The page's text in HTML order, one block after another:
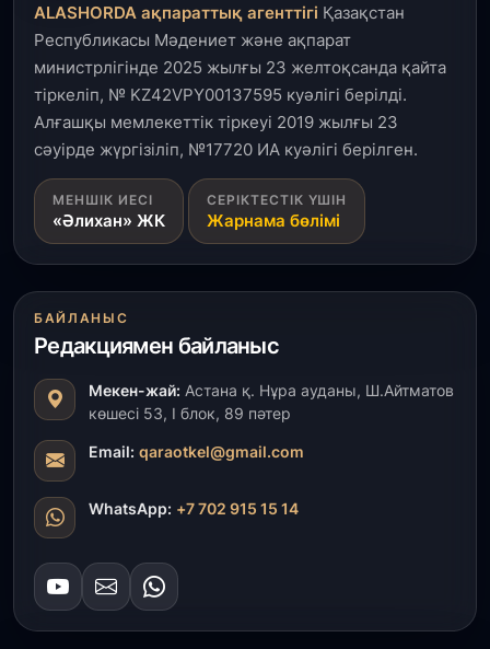
3 тамыз, 2026
Өңірлерде жаңа вокзалдар, су құбыры,
логистикалық хаб және тұрғын үйлер
пайдалануға берілді
3 тамыз, 2026
Қызылордада 300 орындық аурухана,
Президенттік кітапхана және жаңа театр
салынып жатыр
Кинопоиск Қазақстан азаматтарының ең
танымал онлайн-кинотеатрына айналды
31 шілде, 2026
Ақмола облысындағы кездесуде кәсіпкерлер мен
ұстаздар «Әділет» партиясына өз ұсыныстарын
айтты
31 шілде, 2026
ұзақмерзімді ынтымақтастық жоспарын әзірлеуді
ұсынды
ALASHORDA ақпараттық агенттігі Қазақстан
Республикасы Мәдениет және ақпарат
министрлігінде 2025 жылғы 23 желтоқсанда қайта
тіркеліп, № KZ42VPY00137595 куәлігі берілді.
Алғашқы мемлекеттік тіркеуі 2019 жылғы 23
сәуірде жүргізіліп, №17720 ИА куәлігі берілген.
МЕНШІК ИЕСІ
«Әлихан» ЖК
СЕРІКТЕСТІК ҮШІН
Жарнама бөлімі
БАЙЛАНЫС
Редакциямен байланыс
Мекен-жай: Астана қ. Нұра ауданы, Ш.Айтматов
көшесі 53, І блок, 89 пәтер
Email: qaraotkel@gmail.com
WhatsApp: +7 702 915 15 14